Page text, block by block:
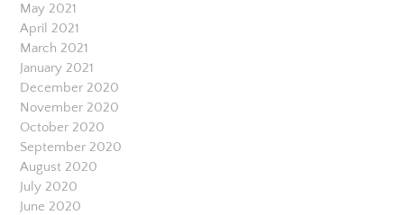
May 2021
April 2021
March 2021
January 2021
December 2020
November 2020
October 2020
September 2020
August 2020
July 2020
June 2020